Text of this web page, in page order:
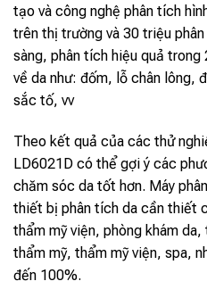
tạo và công nghệ phân tích
trên thị trường và 30 triệu
sàng, phân tích hiệu quả
về da như: đốm, lỗ chân lông,
sắc tố, vv
Theo kết quả của các thử
LD6021D có thể gợi ý các
chăm sóc da tốt hơn. Máy
thiết bị phân tích da cần thiết
thẩm mỹ viện, phòng khám
thẩm mỹ, thẩm mỹ viện, spa,
đến 100%.